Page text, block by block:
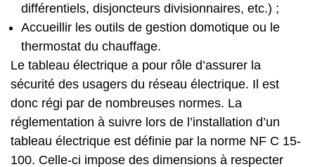
différentiels, disjoncteurs divisionnaires, etc.) ;
Accueillir les outils de gestion domotique ou le
thermostat du chauffage.
Le tableau électrique a pour rôle d’assurer la
sécurité des usagers du réseau électrique. Il est
donc régi par de nombreuses normes. La
réglementation à suivre lors de l’installation d’un
tableau électrique est définie par la norme NF C 15-
100. Celle-ci impose des dimensions à respecter